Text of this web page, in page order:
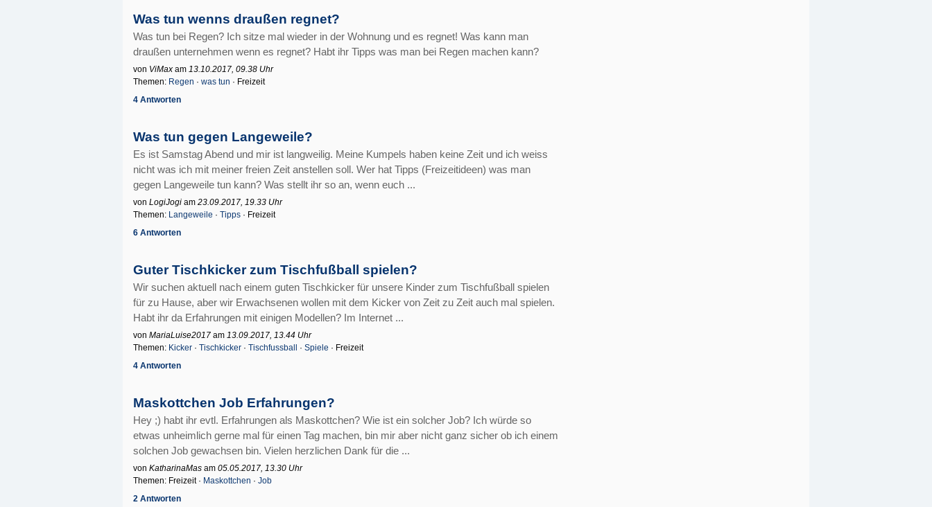
Was tun wenns draußen regnet?
Was tun bei Regen? Ich sitze mal wieder in der Wohnung und es regnet! Was kann man
draußen unternehmen wenn es regnet? Habt ihr Tipps was man bei Regen machen kann?
von ViMax am 13.10.2017, 09.38 Uhr
Themen: Regen · was tun · Freizeit
4 Antworten
Was tun gegen Langeweile?
Es ist Samstag Abend und mir ist langweilig. Meine Kumpels haben keine Zeit und ich weiss
nicht was ich mit meiner freien Zeit anstellen soll. Wer hat Tipps (Freizeitideen) was man
gegen Langeweile tun kann? Was stellt ihr so an, wenn euch ...
von LogiJogi am 23.09.2017, 19.33 Uhr
Themen: Langeweile · Tipps · Freizeit
6 Antworten
Guter Tischkicker zum Tischfußball spielen?
Wir suchen aktuell nach einem guten Tischkicker für unsere Kinder zum Tischfußball spielen
für zu Hause, aber wir Erwachsenen wollen mit dem Kicker von Zeit zu Zeit auch mal spielen.
Habt ihr da Erfahrungen mit einigen Modellen? Im Internet ...
von MariaLuise2017 am 13.09.2017, 13.44 Uhr
Themen: Kicker · Tischkicker · Tischfussball · Spiele · Freizeit
4 Antworten
Maskottchen Job Erfahrungen?
Hey ;) habt ihr evtl. Erfahrungen als Maskottchen? Wie ist ein solcher Job? Ich würde so
etwas unheimlich gerne mal für einen Tag machen, bin mir aber nicht ganz sicher ob ich einem
solchen Job gewachsen bin. Vielen herzlichen Dank für die ...
von KatharinaMas am 05.05.2017, 13.30 Uhr
Themen: Freizeit · Maskottchen · Job
2 Antworten